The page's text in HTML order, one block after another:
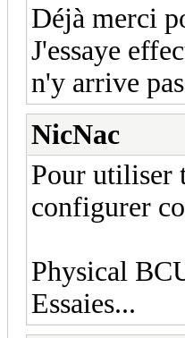
Déjà merci
J'essaye
n'y arrive
NicNac
Pour utiliser
configurer
Physical
Essaies...